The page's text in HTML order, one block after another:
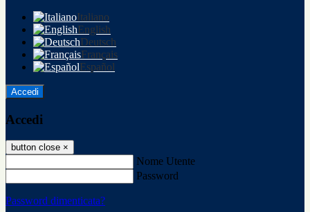
Italiano
English
Deutsch
Français
Español
Accedi
Accedi
button close ×
Nome Utente
Password
Password dimenticata?